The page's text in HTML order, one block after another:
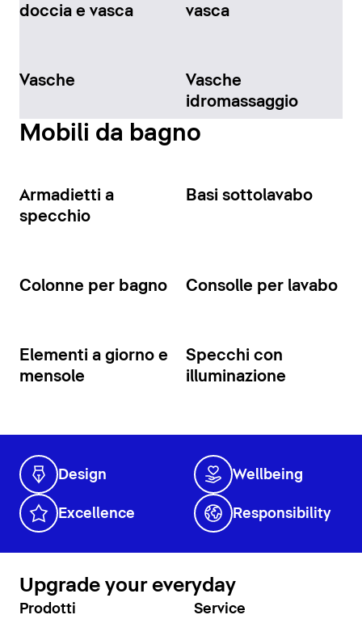
doccia e vasca
vasca
Vasche
Vasche
idromassaggio
Mobili da bagno
Armadietti a
specchio
Basi sottolavabo
Colonne per bagno Consolle per lavabo
Elementi a giorno e
mensole
Specchi con
illuminazione
Design Wellbeing
Excellence Responsibility
Upgrade your everyday
Prodotti Service